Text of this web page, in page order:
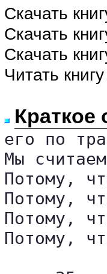
Скачать
Скачать
Скачать
Читать
Краткое
его по
Мы
Потому,
Потому,
Потому,
Потому,